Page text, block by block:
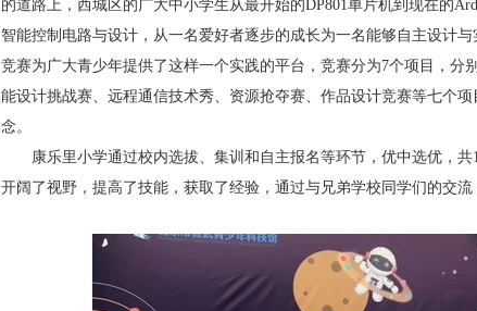
的道路上，西城区的广大中小学生从最开始的DP801单片机到现在的
智能控制电路与设计，从一名爱好者逐步的成长为一名能够自主设计
竞赛为广大青少年提供了这样一个实践的平台，竞赛分为7个项目，分
能设计挑战赛、远程通信技术秀、资源抢夺赛、作品设计竞赛等七个
念。
康乐里小学通过校内选拔、集训和自主报名等环节，优中选优，共
开阔了视野，提高了技能，获取了经验，通过与兄弟学校同学们的交流